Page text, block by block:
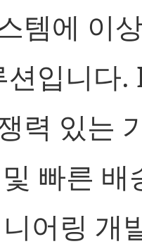
템에 이
션입니다.
력 있는
빠른 배
어링 개